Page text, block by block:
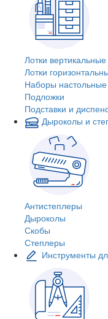
Лотки вертикальные
Лотки
Наборы
Подложки
Подставки и
Дыроколы и
Антистеплеры
Дыроколы
Скобы
Степлеры
Инструменты